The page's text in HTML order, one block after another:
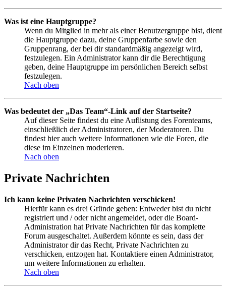
Was ist eine Hauptgruppe?
Wenn du Mitglied in mehr als einer Benutzergruppe bist, dient
die Hauptgruppe dazu, deine Gruppenfarbe sowie den
Gruppenrang, der bei dir standardmäßig angezeigt wird,
festzulegen. Ein Administrator kann dir die Berechtigung
geben, deine Hauptgruppe im persönlichen Bereich selbst
festzulegen.
Nach oben
Was bedeutet der „Das Team“-Link auf der Startseite?
Auf dieser Seite findest du eine Auflistung des Forenteams,
einschließlich der Administratoren, der Moderatoren. Du
findest hier auch weitere Informationen wie die Foren, die
diese im Einzelnen moderieren.
Nach oben
Private Nachrichten
Ich kann keine Privaten Nachrichten verschicken!
Hierfür kann es drei Gründe geben: Entweder bist du nicht
registriert und / oder nicht angemeldet, oder die Board-
Administration hat Private Nachrichten für das komplette
Forum ausgeschaltet. Außerdem könnte es sein, dass der
Administrator dir das Recht, Private Nachrichten zu
verschicken, entzogen hat. Kontaktiere einen Administrator,
um weitere Informationen zu erhalten.
Nach oben